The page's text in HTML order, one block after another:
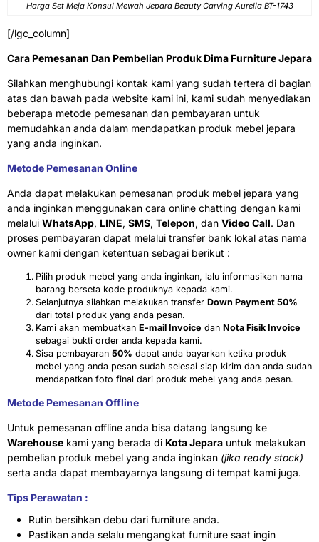
Harga Set Meja Konsul Mewah Jepara Beauty Carving Aurelia BT-1743
[/lgc_column]
Cara Pemesanan Dan Pembelian Produk Dima Furniture Jepara
Silahkan menghubungi kontak kami yang sudah tertera di bagian
atas dan bawah pada website kami ini, kami sudah menyediakan
beberapa metode pemesanan dan pembayaran untuk
memudahkan anda dalam mendapatkan produk mebel jepara
yang anda inginkan.
Metode Pemesanan Online
Anda dapat melakukan pemesanan produk mebel jepara yang
anda inginkan menggunakan cara online chatting dengan kami
melalui WhatsApp, LINE, SMS, Telepon, dan Video Call. Dan
proses pembayaran dapat melalui transfer bank lokal atas nama
owner kami dengan ketentuan sebagai berikut :
Pilih produk mebel yang anda inginkan, lalu informasikan nama
barang berseta kode produknya kepada kami.
Selanjutnya silahkan melakukan transfer Down Payment 50%
dari total produk yang anda pesan.
Kami akan membuatkan E-mail Invoice dan Nota Fisik Invoice
sebagai bukti order anda kepada kami.
Sisa pembayaran 50% dapat anda bayarkan ketika produk
mebel yang anda pesan sudah selesai siap kirim dan anda sudah
mendapatkan foto final dari produk mebel yang anda pesan.
Metode Pemesanan Offline
Untuk pemesanan offline anda bisa datang langsung ke
Warehouse kami yang berada di Kota Jepara untuk melakukan
pembelian produk mebel yang anda inginkan (jika ready stock)
serta anda dapat membayarnya langsung di tempat kami juga.
Tips Perawatan :
Rutin bersihkan debu dari furniture anda.
Pastikan anda selalu mengangkat furniture saat ingin